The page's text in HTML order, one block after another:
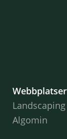
Webbplatser
Landscaping
Algomin